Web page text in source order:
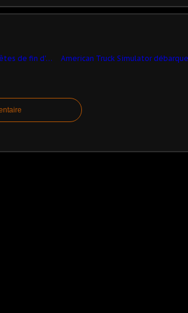
Armored Warfare célèbre les fêtes de fin d'année